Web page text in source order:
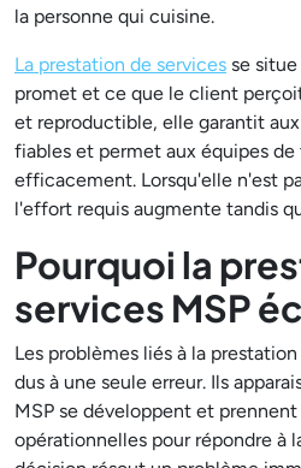
la personne qui cuisine.
La prestation de services se
promet et ce que le client
et reproductible, elle garantit
fiables et permet aux équipes de
efficacement. Lorsqu'elle n'est
l'effort requis augmente tandis
Pourquoi la
services MSP
Les problèmes liés à la
dus à une seule erreur. Ils
MSP se développent et
opérationnelles pour répondre à